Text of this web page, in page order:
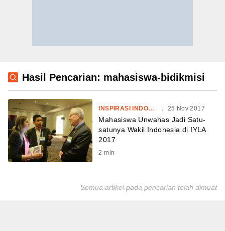
Hasil Pencarian: mahasiswa-bidikmisi
INSPIRASI INDONESIA . 25 Nov 2017
Mahasiswa Unwahas Jadi Satu-
satunya Wakil Indonesia di IYLA
2017
2 min
Semua artikel pada pencarian telah dimuat